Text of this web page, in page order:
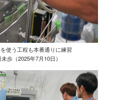
使う工程も本番通りに練習
歩（2025年7月10日）